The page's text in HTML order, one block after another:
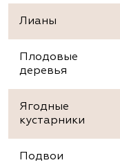
Лианы
Плодовые
деревья
Ягодные
кустарники
Подвои